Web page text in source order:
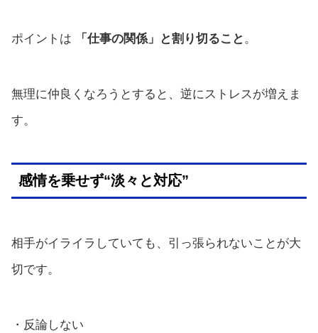
ポイントは 「仕事の関係」と割り切ること 。
無理に仲良くなろうとすると、逆にストレスが増えま
す。
感情を乗せず“淡々と対応”
相手がイライラしていても、引っ張られないことが大
切です。
・反論しない